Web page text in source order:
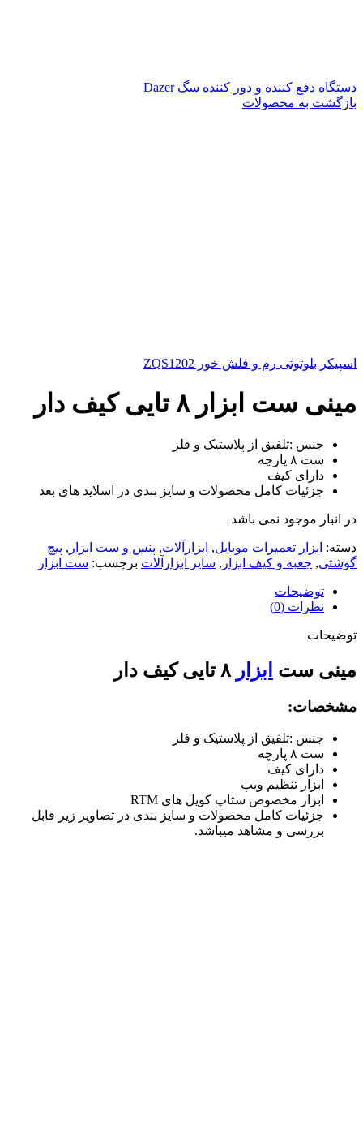
دستگاه دفع کننده و دور کننده سگ Dazer
بازگشت به محصولات
اسپیکر بلوتوثی رم و فلش خور ZQS1202
مینی ست ابزار ۸ تایی کیف دار
جنس :تلفیق از پلاستیک و فلز
ست ۸ پارچه
دارای کیف‌
جزئیات کامل محصولات و سایز بندی در اسلاید های بعد
در انبار موجود نمی باشد
دسته: ابزار تعمیرات موبایل, ابزارآلات, پنس و ست ابزار , پیچ
گوشتی, جعبه و کیف ابزار , سایر ابزارآلات برچسب: ست ابزار
توضیحات
نظرات (0)
توضیحات
مینی ست ابزار
مشخصات:
جنس :تلفیق از پلاستیک و فلز
ست ۸ پارچه
دارای کیف‌
ابزار تنظیم ویپ
ابزار مخصوص ستاپ کویل های RTM
جزئیات کامل محصولات و سایز بندی در تصاویر زیر قابل
بررسی و مشاهد میباشد.